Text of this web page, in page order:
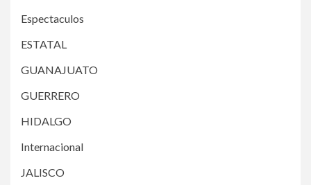
Espectaculos
ESTATAL
GUANAJUATO
GUERRERO
HIDALGO
Internacional
JALISCO